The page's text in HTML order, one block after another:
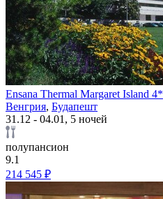
Ensana Thermal Margaret Island 4*
Венгрия, Будапешт
31.12 - 04.01, 5 ночей
полупансион
9.1
214 545 ₽